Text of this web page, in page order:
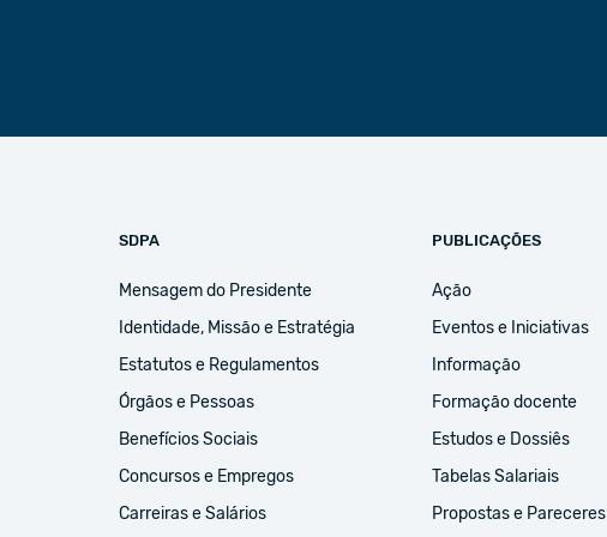
SDPA
Mensagem do Presidente
Identidade, Missão e Estratégia
Estatutos e Regulamentos
Órgãos e Pessoas
Benefícios Sociais
Concursos e Empregos
Carreiras e Salários
PUBLICAÇÕES
Ação
Eventos e Iniciativas
Informação
Formação docente
Estudos e Dossiês
Tabelas Salariais
Propostas e Pareceres